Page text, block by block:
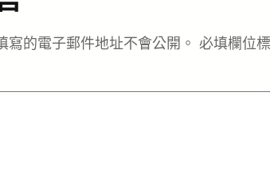
寫的電子郵件地址不會公開。 必填欄位